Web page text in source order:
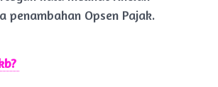
penambahan Opsen Pajak.